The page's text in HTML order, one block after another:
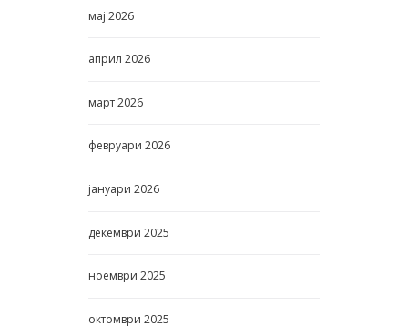
мај 2026
април 2026
март2026
февруари 2026
јануари 2026
декември 2025
ноември 2025
октомври 2025